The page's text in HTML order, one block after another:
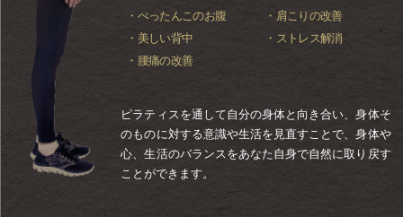
・ぺったんこのお腹
・美しい背中
・腰痛の改善
・肩こりの改善
・ストレス解消
ピラティスを通して自分の身体と向き合い、身体そ
のものに対する意識や生活を見直すことで、身体や
心、生活のバランスをあなた自身で自然に取り戻す
ことができます。